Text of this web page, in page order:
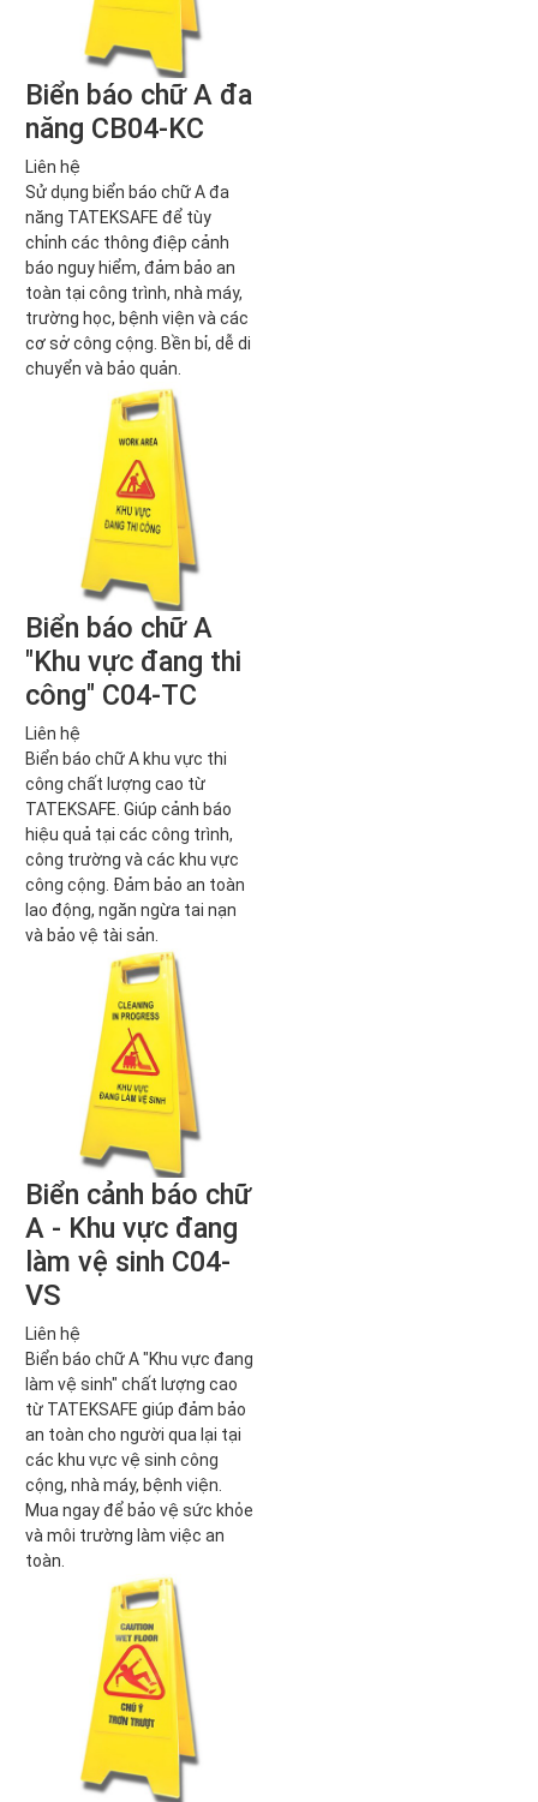
Biển báo chữ A đa
năng CB04-KC
Liên hệ
Sử dụng biển báo chữ A đa
năng TATEKSAFE để tùy
chỉnh các thông điệp cảnh
báo nguy hiểm, đảm bảo an
toàn tại công trình, nhà máy,
trường học, bệnh viện và các
cơ sở công cộng. Bền bỉ, dễ di
chuyển và bảo quản.
Biển báo chữ A
"Khu vực đang thi
công" C04-TC
Liên hệ
Biển báo chữ A khu vực thi
công chất lượng cao từ
TATEKSAFE. Giúp cảnh báo
hiệu quả tại các công trình,
công trường và các khu vực
công cộng. Đảm bảo an toàn
lao động, ngăn ngừa tai nạn
và bảo vệ tài sản.
Biển cảnh báo chữ
A - Khu vực đang
làm vệ sinh C04-
VS
Liên hệ
Biển báo chữ A "Khu vực đang
làm vệ sinh" chất lượng cao
từ TATEKSAFE giúp đảm bảo
an toàn cho người qua lại tại
các khu vực vệ sinh công
cộng, nhà máy, bệnh viện.
Mua ngay để bảo vệ sức khỏe
và môi trường làm việc an
toàn.